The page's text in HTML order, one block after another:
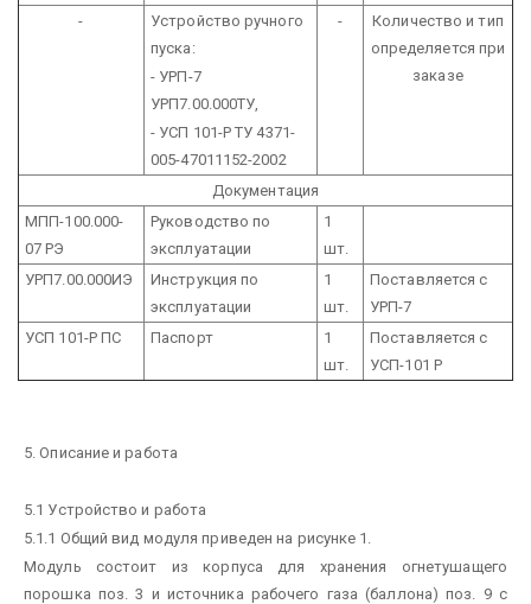
-
Устройство ручного
пуска:
- УРП-7
УРП7.00.000ТУ,
- УСП 101-Р ТУ 4371-
005-47011152-2002
-
Количество и тип
определяется при
заказе
Документация
МПП-100.000-
07 РЭ
Руководство по
эксплуатации
1
шт.
УРП7.00.000ИЭ
Инструкция по
эксплуатации
1
шт.
Поставляется с
УРП-7
УСП 101-Р ПС
Паспорт
1
шт.
Поставляется с
УСП-101 Р
5. Описание и работа
5.1 Устройство и работа
5.1.1 Общий вид модуля приведен на рисунке 1.
Модуль состоит из корпуса для хранения огнетушащего
порошка поз. 3 и источника рабочего газа (баллона) поз. 9 с